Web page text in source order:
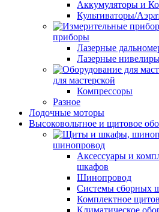
Аккумуляторы и
Культиваторы/
приборы
Лазерные
Лазерные
для мастерской
Компрессоры
Разное
Лодочные моторы
Высоковольтное и щитовое
шинопровод
Аксессуары и
шкафов
Шинопровод
Системы сборных
Комплектное
Климатическое